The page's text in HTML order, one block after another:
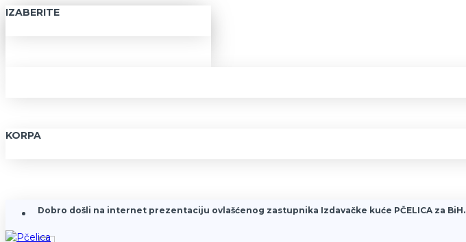
IZABERITE
KORPA
Dobro došli na internet prezentaciju ovlašćenog zastupnika Izdavačke kuće PČELICA za BiH.